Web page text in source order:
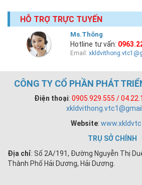
HỖ TRỢ TRỰC TUYẾN
Ms.Thông
Hotline tư vấn:
Email:
CÔNG TY CỔ PHẦN PHÁT
Điện thoại: 0905.929.555 /
Website:
TRỤ SỞ CHÍNH
Địa chỉ: Số 2A/191, Đường Nguyễn Thị
Thành Phố Hải Dương, Hải Dương.